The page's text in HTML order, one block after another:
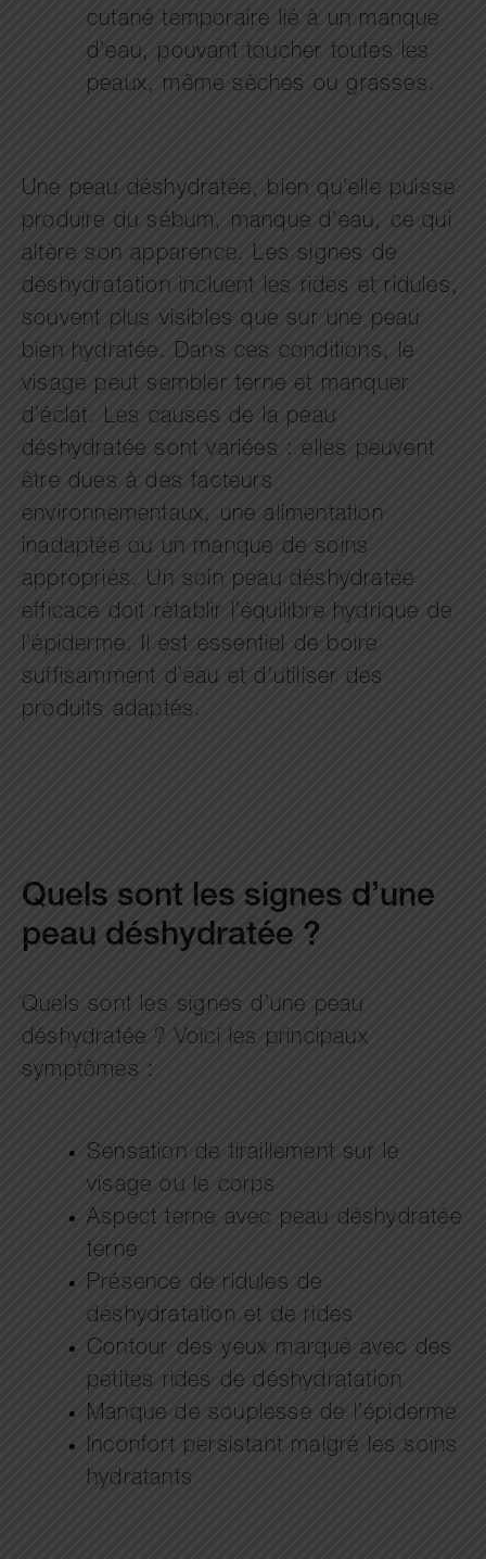
cutané temporaire lié à un manque
d’eau, pouvant toucher toutes les
peaux, même sèches ou grasses.
Une peau déshydratée, bien qu’elle puisse
produire du sébum, manque d’eau, ce qui
altère son apparence. Les signes de
déshydratation incluent les rides et ridules,
souvent plus visibles que sur une peau
bien hydratée. Dans ces conditions, le
visage peut sembler terne et manquer
d’éclat. Les causes de la peau
déshydratée sont variées : elles peuvent
être dues à des facteurs
environnementaux, une alimentation
inadaptée ou un manque de soins
appropriés. Un soin peau déshydratée
efficace doit rétablir l’équilibre hydrique de
l’épiderme. Il est essentiel de boire
suffisamment d’eau et d’utiliser des
produits adaptés.
Quels sont les signes d’une
peau déshydratée ?
Quels sont les signes d’une peau
déshydratée ? Voici les principaux
symptômes :
Sensation de tiraillement sur le
visage ou le corps
Aspect terne avec peau déshydratée
terne
Présence de ridules de
déshydratation et de rides
Contour des yeux marqué avec des
petites rides de déshydratation
Manque de souplesse de l’épiderme
Inconfort persistant malgré les soins
hydratants